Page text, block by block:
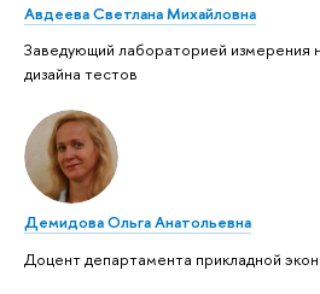
Авдеева Светлана Михайловна
Заведующий лабораторией измерения
дизайна тестов
Демидова Ольга Анатольевна
Доцент департамента прикладной